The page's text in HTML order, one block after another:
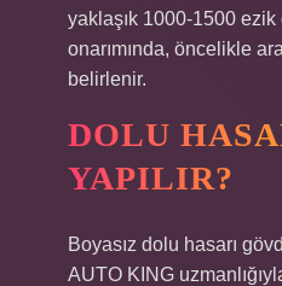
yaklaşık 1000-1500 ezik
onarımında, öncelikle
belirlenir.
DOLU
YAPILIR?
Boyasız dolu hasarı
AUTO KING